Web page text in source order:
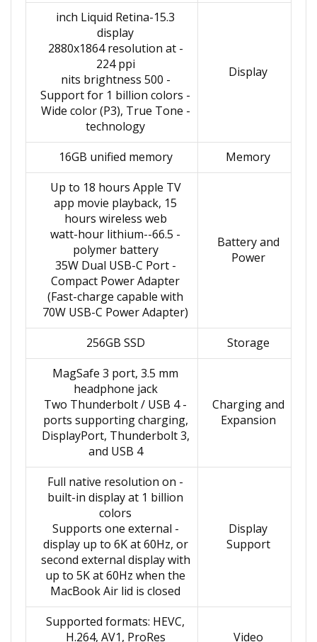
Display
15.3-inch Liquid Retina
display
- 2880x1864 resolution at
224 ppi
- 500 nits brightness
- Support for 1 billion colors
- Wide color (P3), True Tone
technology
Memory
16GB unified memory
Battery and
Power
Up to 18 hours Apple TV
app movie playback, 15
hours wireless web
- 66.5-watt-hour lithium-
polymer battery
- 35W Dual USB-C Port
Compact Power Adapter
(Fast-charge capable with
70W USB-C Power Adapter)
Storage
256GB SSD
Charging and
Expansion
MagSafe 3 port, 3.5 mm
headphone jack
- Two Thunderbolt / USB 4
ports supporting charging,
DisplayPort, Thunderbolt 3,
and USB 4
Display
Support
- Full native resolution on
built-in display at 1 billion
colors
- Supports one external
display up to 6K at 60Hz, or
second external display with
up to 5K at 60Hz when the
MacBook Air lid is closed
Video
Supported formats: HEVC,
H.264, AV1, ProRes